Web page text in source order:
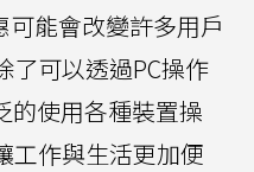
能會改變許多用戶
了可以透過PC操作
的使用各種裝置操
工作與生活更加便